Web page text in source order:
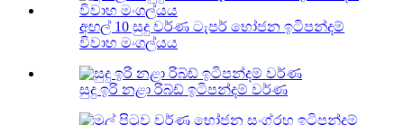
අඟල් 10 සුදු වර්ණ ටැපර් භෝජන ඉටිපන්දම්
විවාහ මංගල්යය
සුදු ඉරි නළා රිබ්ඩ් ඉටිපන්දම් වර්ණ